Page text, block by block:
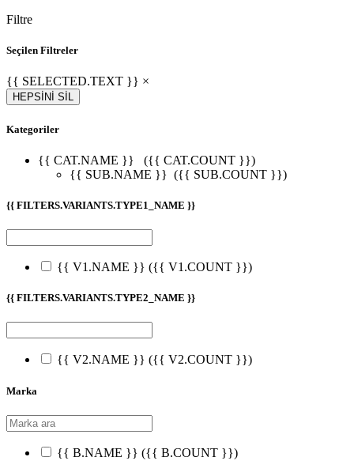
Filtre
Seçilen Filtreler
{{ SELECTED.TEXT }} ×
HEPSİNİ SİL
Kategoriler
{{ CAT.NAME }}
({{ CAT.COUNT }})
{{ SUB.NAME }} ({{ SUB.COUNT }})
{{ FILTERS.VARIANTS.TYPE1_NAME }}
{{ V1.NAME }} ({{ V1.COUNT }})
{{ FILTERS.VARIANTS.TYPE2_NAME }}
{{ V2.NAME }} ({{ V2.COUNT }})
Marka
{{ B.NAME }} ({{ B.COUNT }})